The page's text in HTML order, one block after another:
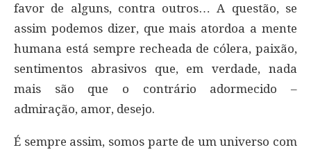
favor de alguns, contra outros… A questão, se
assim podemos dizer, que mais atordoa a mente
humana está sempre recheada de cólera, paixão,
sentimentos abrasivos que, em verdade, nada
mais são que o contrário adormecido –
admiração, amor, desejo.
É sempre assim, somos parte de um universo com